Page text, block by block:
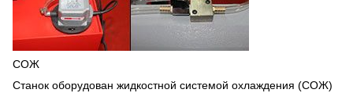
СОЖ
Станок оборудован жидкостной системой охлаждения (СОЖ)